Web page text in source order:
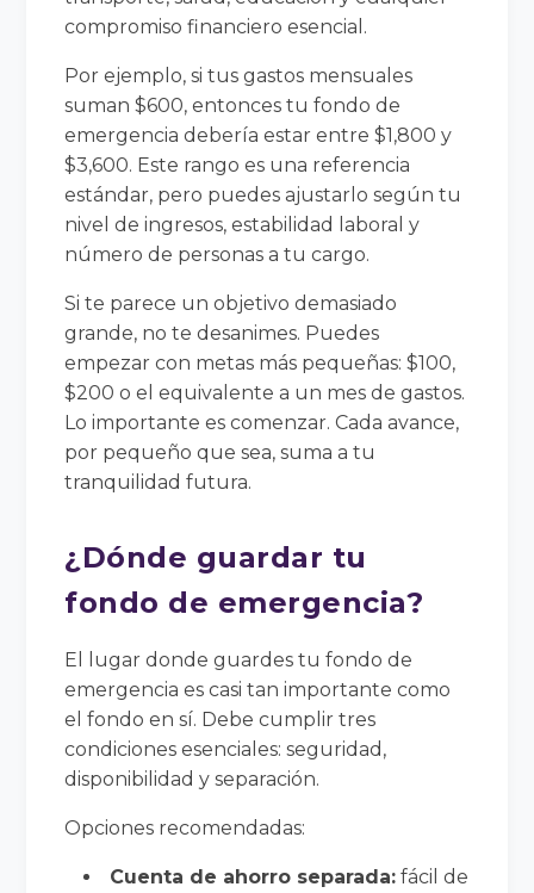
compromiso financiero esencial.
Por ejemplo, si tus gastos mensuales
suman $600, entonces tu fondo de
emergencia debería estar entre $1,800 y
$3,600. Este rango es una referencia
estándar, pero puedes ajustarlo según tu
nivel de ingresos, estabilidad laboral y
número de personas a tu cargo.
Si te parece un objetivo demasiado
grande, no te desanimes. Puedes
empezar con metas más pequeñas: $100,
$200 o el equivalente a un mes de gastos.
Lo importante es comenzar. Cada avance,
por pequeño que sea, suma a tu
tranquilidad futura.
¿Dónde guardar tu
fondo de emergencia?
El lugar donde guardes tu fondo de
emergencia es casi tan importante como
el fondo en sí. Debe cumplir tres
condiciones esenciales: seguridad,
disponibilidad y separación.
Opciones recomendadas:
Cuenta de ahorro separada: fácil de